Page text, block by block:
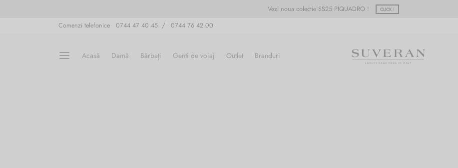
Vezi noua colectie SS25 PIQUADRO ! CLICK !
Comenzi telefonice 0744 47 40 45 / 0744 76 42 00
Acasă Damă Bărbați Genti de voiaj Outlet Branduri